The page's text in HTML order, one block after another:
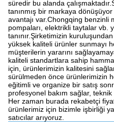
süredir bu alanda
tanınmış bir markaya
avantajı var.Chongqing benzinli
pompaları, elektrikli taytalar vb.
tanınır.Şirketimizin
yüksek kaliteli ürünler sunmayı
müşterilerin yararını
kaliteli standartlara sahip
için, ürünlerimizin kalitesini
sürülmeden önce ürünlerimizin
eğitimli ve organize bir satış
profesyonel bakım sağlar, teknik
Her zaman burada rekabetçi
ürünlerimiz için bizimle işbirliği
satıcılar arıyoruz.